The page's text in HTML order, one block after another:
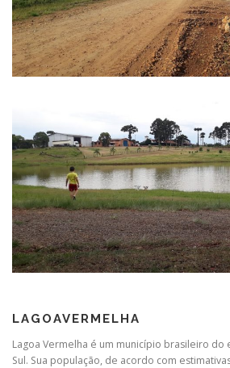
LAGOAVERMELHA
Lagoa Vermelha é um município brasileiro do
Sul. Sua população, de acordo com